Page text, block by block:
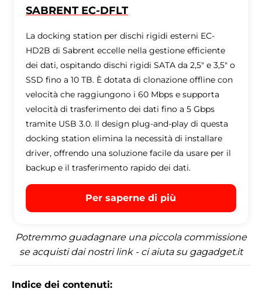
SABRENT EC-DFLT
La docking station per dischi rigidi esterni EC-
HD2B di Sabrent eccelle nella gestione efficiente
dei dati, ospitando dischi rigidi SATA da 2,5" e 3,5" o
SSD fino a 10 TB. È dotata di clonazione offline con
velocità che raggiungono i 60 Mbps e supporta
velocità di trasferimento dei dati fino a 5 Gbps
tramite USB 3.0. Il design plug-and-play di questa
docking station elimina la necessità di installare
driver, offrendo una soluzione facile da usare per il
backup e il trasferimento rapido dei dati.
Per saperne di più
Potremmo guadagnare una piccola commissione
se acquisti dai nostri link - ci aiuta su gagadget.it
Indice dei contenuti: